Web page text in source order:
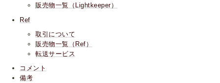
販売物一覧（Lightkeeper）
Ref
取引について
販売物一覧（Ref）
転送サービス
コメント
備考